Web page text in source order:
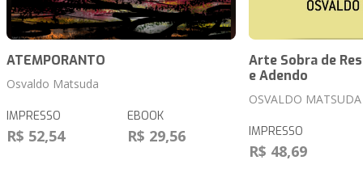
ATEMPORANTO
Osvaldo Matsuda
IMPRESSO
R$ 52,54
EBOOK
R$ 29,56
Arte Sobra de
e Adendo
OSVALDO MATSUDA
IMPRESSO
R$ 48,69